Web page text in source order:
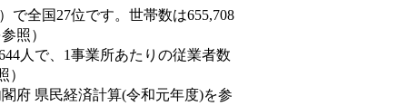
で全国27位です。世帯数は655,708
照）
人で、1事業所あたりの従業者数
）
府 県民経済計算(令和元年度)を参